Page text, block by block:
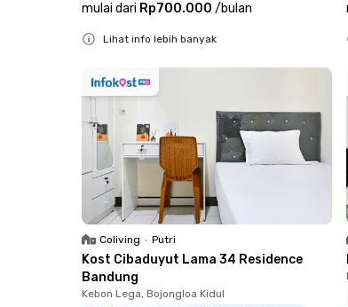
mulai dari Rp700.000 /bulan
Lihat info lebih banyak
Coliving • Putri
Kost Cibaduyut Lama 34 Residence
Bandung
Kebon Lega, Bojongloa Kidul